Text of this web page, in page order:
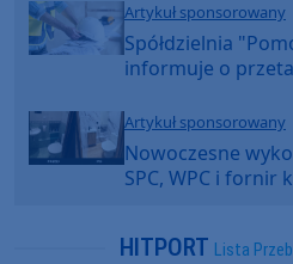
Artykuł sponsorowany
Spółdzielnia
informuje o
Artykuł sponsorowany
Nowoczesne
SPC, WPC i fornir
HITPORT Lista